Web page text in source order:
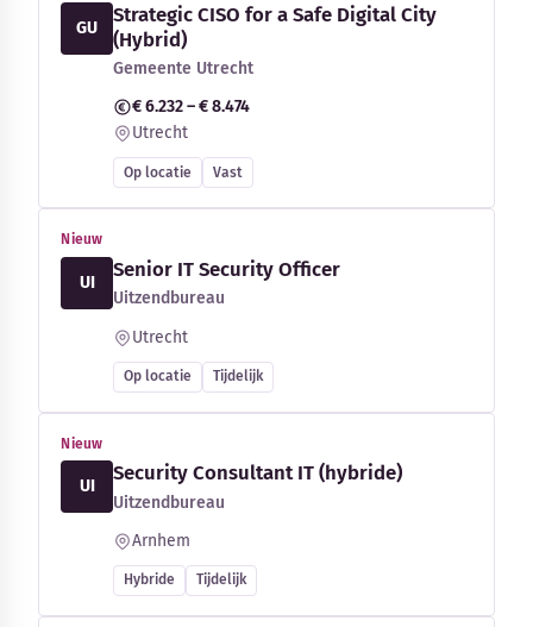
GU
Strategic CISO for a Safe Digital City
(Hybrid)
Gemeente Utrecht
€ 6.232 – € 8.474
Utrecht
Op locatie Vast
Nieuw
UI
Senior IT Security Officer
Uitzendbureau
Utrecht
Op locatie Tijdelijk
Nieuw
UI
Security Consultant IT (hybride)
Uitzendbureau
Arnhem
Hybride Tijdelijk